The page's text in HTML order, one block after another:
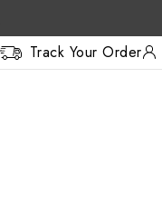
Track Your Order